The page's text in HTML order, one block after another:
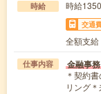
時給 時給
交通
全額支給
仕事内容 金融事
＊契約
リング